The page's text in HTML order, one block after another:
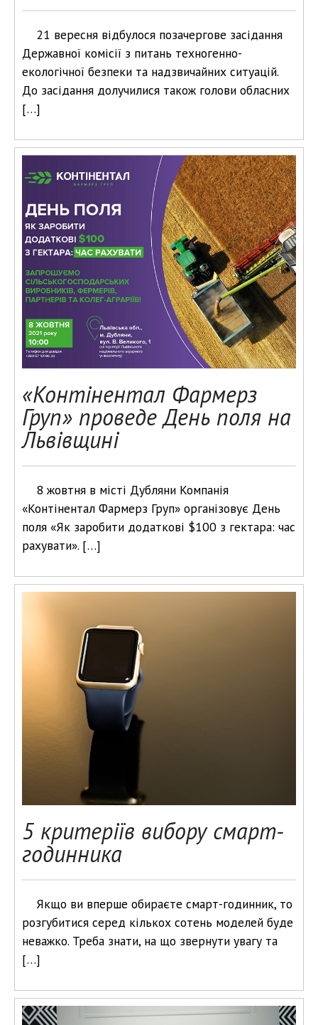
21 вересня відбулося позачергове засідання
Державної комісії з питань техногенно-
екологічної безпеки та надзвичайних ситуацій.
До засідання долучилися також голови обласних
[…]
«Контінентал Фармерз
Груп» проведе День поля на
Львівщині
8 жовтня в місті Дубляни Компанія
«Контінентал Фармерз Груп» організовує День
поля «Як заробити додаткові $100 з гектара: час
рахувати». […]
5 критеріїв вибору смарт-
годинника
Якщо ви вперше обираєте смарт-годинник, то
розгубитися серед кількох сотень моделей буде
неважко. Треба знати, на що звернути увагу та
[…]